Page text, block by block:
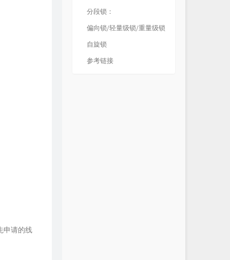
申请的线
分段锁：
偏向锁/轻量级锁/重量级锁
自旋锁
参考链接